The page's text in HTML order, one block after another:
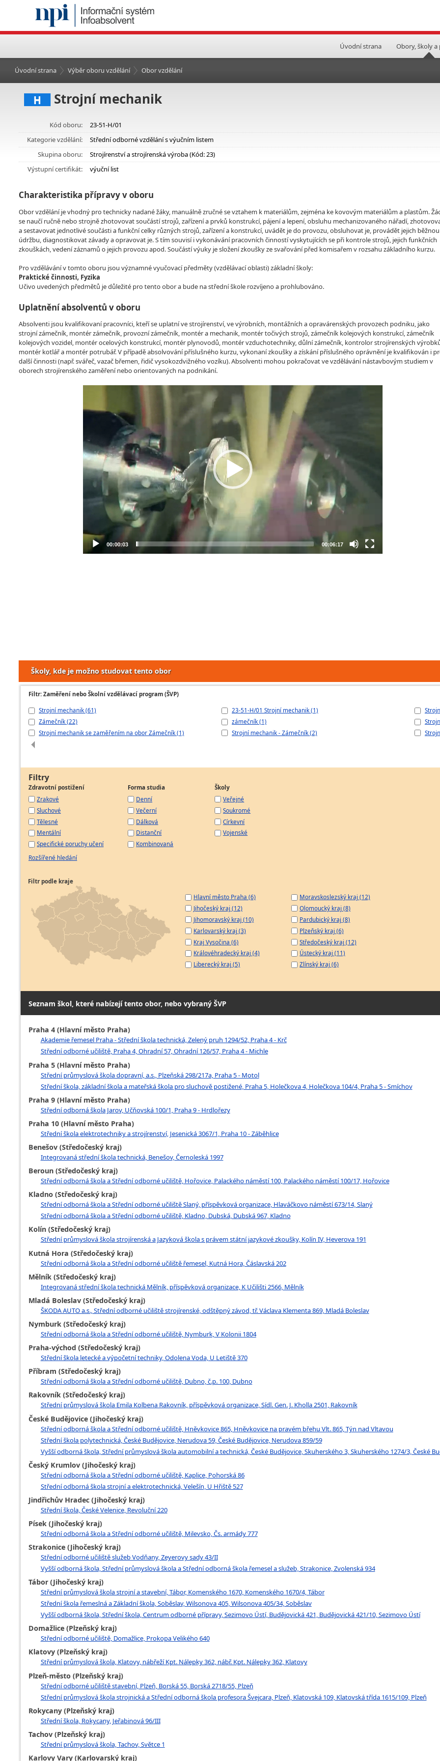
Úvodní strana Obory, školy a
Úvodní strana Výběr oboru vzdělání Obor vzdělání
H Strojní mechanik
Kód oboru:
23-51-H/01
Kategorie vzdělání:
Střední odborné vzdělání s výučním listem
Skupina oboru:
Strojírenství a strojírenská výroba (Kód: 23)
Výstupní certifikát:
výuční list
Charakteristika přípravy v oboru
Obor vzdělání je vhodný pro technicky nadané žáky, manuálně zručné se vztahem k materiálům, zejména ke kovovým materiálům a plastům.
se naučí ručně nebo strojně zhotovovat součástí strojů, zařízení a prvků konstrukcí, pájení a lepení, obsluhu mechanizovaného nářadí,
a sestavovat jednotlivé součásti a funkční celky různých strojů, zařízení a konstrukcí, uvádět je do provozu, obsluhovat je, provádět jejich běžnou
údržbu, diagnostikovat závady a opravovat je. S tím souvisí i vykonávání pracovních činností vyskytujících se při kontrole strojů, jejich funkčních
zkouškách, vedení záznamů o jejich provozu apod. Součástí výuky je složení zkoušky ze svařování před komisařem v rozsahu základního kurzu.
Pro vzdělávání v tomto oboru jsou významné vyučovací předměty (vzdělávací oblasti) základní školy:
Praktické činnosti, Fyzika
Učivo uvedených předmětů je důležité pro tento obor a bude na střední škole rozvíjeno a prohlubováno.
Uplatnění absolventů v oboru
Absolventi jsou kvalifikovaní pracovníci, kteří se uplatní ve strojírenství, ve výrobních, montážních a opravárenských provozech podniku, jako
strojní zámečník, montér zámečník, provozní zámečník, montér a mechanik, montér točivých strojů, zámečník kolejových konstrukcí, zámečník
kolejových vozidel, montér ocelových konstrukcí, montér plynovodů, montér vzduchotechniky, důlní zámečník, kontrolor strojírenských
montér kotlář a montér potrubář. V případě absolvování příslušného kurzu, vykonaní zkoušky a získání příslušného oprávnění je kvalifikován i
další činnosti (např. svářeč, vazač břemen, řidič vysokozdvižného vozíku). Absolventi mohou pokračovat ve vzdělávání nástavbovým studiem v
oborech strojírenského zaměření nebo orientovaných na podnikání.
00:00:03 00:06:17
Školy, kde je možno studovat tento obor
Filtr: Zaměření nebo Školní vzdělávací program (ŠVP)
Strojní mechanik (61)
Zámečník (22)
Strojní mechanik se zaměřením na obor Zámečník (1)
23-51-H/01 Strojní mechanik (1)
zámečník (1)
Strojní mechanik - Zámečník (2)
Filtry
Zdravotní postižení
Zrakové
Sluchové
Tělesné
Mentální
Specifické poruchy učení
Forma studia
Denní
Večerní
Dálková
Distanční
Kombinovaná
Školy
Veřejné
Soukromé
Církevní
Vojenské
Rozšířené hledání
Filtr podle kraje
Hlavní město Praha (6)
Jihočeský kraj (12)
Jihomoravský kraj (10)
Karlovarský kraj (3)
Kraj Vysočina (6)
Královéhradecký kraj (4)
Liberecký kraj (5)
Moravskoslezský kraj (12)
Olomoucký kraj (8)
Pardubický kraj (8)
Plzeňský kraj (6)
Středočeský kraj (12)
Ústecký kraj (11)
Zlínský kraj (6)
Seznam škol, které nabízejí tento obor, nebo vybraný ŠVP
Praha 4 (Hlavní město Praha)
Akademie řemesel Praha - Střední škola technická, Zelený pruh 1294/52, Praha 4 - Krč
Střední odborné učiliště, Praha 4, Ohradní 57, Ohradní 126/57, Praha 4 - Michle
Praha 5 (Hlavní město Praha)
Střední průmyslová škola dopravní, a.s., Plzeňská 298/217a, Praha 5 - Motol
Střední škola, základní škola a mateřská škola pro sluchově postižené, Praha 5, Holečkova 4, Holečkova 104/4, Praha 5 - Smíchov
Praha 9 (Hlavní město Praha)
Střední odborná škola Jarov, Učňovská 100/1, Praha 9 - Hrdlořezy
Praha 10 (Hlavní město Praha)
Střední škola elektrotechniky a strojírenství, Jesenická 3067/1, Praha 10 - Záběhlice
Benešov (Středočeský kraj)
Integrovaná střední škola technická, Benešov, Černoleská 1997
Beroun (Středočeský kraj)
Střední odborná škola a Střední odborné učiliště, Hořovice, Palackého náměstí 100, Palackého náměstí 100/17, Hořovice
Kladno (Středočeský kraj)
Střední odborná škola a Střední odborné učiliště Slaný, příspěvková organizace, Hlaváčkovo náměstí 673/14, Slaný
Střední odborná škola a Střední odborné učiliště, Kladno, Dubská, Dubská 967, Kladno
Kolín (Středočeský kraj)
Střední průmyslová škola strojírenská a Jazyková škola s právem státní jazykové zkoušky, Kolín IV, Heverova 191
Kutná Hora (Středočeský kraj)
Střední odborná škola a Střední odborné učiliště řemesel, Kutná Hora, Čáslavská 202
Mělník (Středočeský kraj)
Integrovaná střední škola technická Mělník, příspěvková organizace, K Učilišti 2566, Mělník
Mladá Boleslav (Středočeský kraj)
ŠKODA AUTO a.s., Střední odborné učiliště strojírenské, odštěpný závod, tř. Václava Klementa 869, Mladá Boleslav
Nymburk (Středočeský kraj)
Střední odborná škola a Střední odborné učiliště, Nymburk, V Kolonii 1804
Praha-východ (Středočeský kraj)
Střední škola letecké a výpočetní techniky, Odolena Voda, U Letiště 370
Příbram (Středočeský kraj)
Střední odborná škola a Střední odborné učiliště, Dubno, č.p. 100, Dubno
Rakovník (Středočeský kraj)
Střední průmyslová škola Emila Kolbena Rakovník, příspěvková organizace, Sídl. Gen. J. Kholla 2501, Rakovník
České Budějovice (Jihočeský kraj)
Střední odborná škola a Střední odborné učiliště, Hněvkovice 865, Hněvkovice na pravém břehu Vlt. 865, Týn nad Vltavou
Střední škola polytechnická, České Budějovice, Nerudova 59, České Budějovice, Nerudova 859/59
Vyšší odborná škola, Střední průmyslová škola automobilní a technická, České Budějovice, Skuherského 3, Skuherského 1274/3, České
Český Krumlov (Jihočeský kraj)
Střední odborná škola a Střední odborné učiliště, Kaplice, Pohorská 86
Střední odborná škola strojní a elektrotechnická, Velešín, U Hřiště 527
Jindřichův Hradec (Jihočeský kraj)
Střední škola, České Velenice, Revoluční 220
Písek (Jihočeský kraj)
Střední odborná škola a Střední odborné učiliště, Milevsko, Čs. armády 777
Strakonice (Jihočeský kraj)
Střední odborné učiliště služeb Vodňany, Zeyerovy sady 43/II
Vyšší odborná škola, Střední průmyslová škola a Střední odborná škola řemesel a služeb, Strakonice, Zvolenská 934
Tábor (Jihočeský kraj)
Střední průmyslová škola strojní a stavební, Tábor, Komenského 1670, Komenského 1670/4, Tábor
Střední škola řemeslná a Základní škola, Soběslav, Wilsonova 405, Wilsonova 405/34, Soběslav
Vyšší odborná škola, Střední škola, Centrum odborné přípravy, Sezimovo Ústí, Budějovická 421, Budějovická 421/10, Sezimovo Ústí
Domažlice (Plzeňský kraj)
Střední odborné učiliště, Domažlice, Prokopa Velikého 640
Klatovy (Plzeňský kraj)
Střední průmyslová škola, Klatovy, nábřeží Kpt. Nálepky 362, nábř. Kpt. Nálepky 362, Klatovy
Plzeň-město (Plzeňský kraj)
Střední odborné učiliště stavební, Plzeň, Borská 55, Borská 2718/55, Plzeň
Střední průmyslová škola strojnická a Střední odborná škola profesora Švejcara, Plzeň, Klatovská 109, Klatovská třída 1615/109, Plzeň
Rokycany (Plzeňský kraj)
Střední škola, Rokycany, Jeřabinová 96/III
Tachov (Plzeňský kraj)
Střední průmyslová škola, Tachov, Světce 1
Karlovy Vary (Karlovarský kraj)